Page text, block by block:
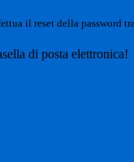
il reset della password
di posta elettronica!